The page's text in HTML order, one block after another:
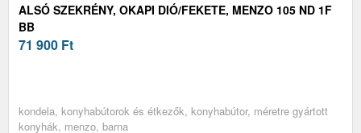
ALSÓ SZEKRÉNY, OKAPI DIÓ/FEKETE, MENZO 105 ND 1F
BB
71 900 Ft
kondela, konyhabútorok és étkezők, konyhabútor, méretre gyártott
konyhák, menzo, barna